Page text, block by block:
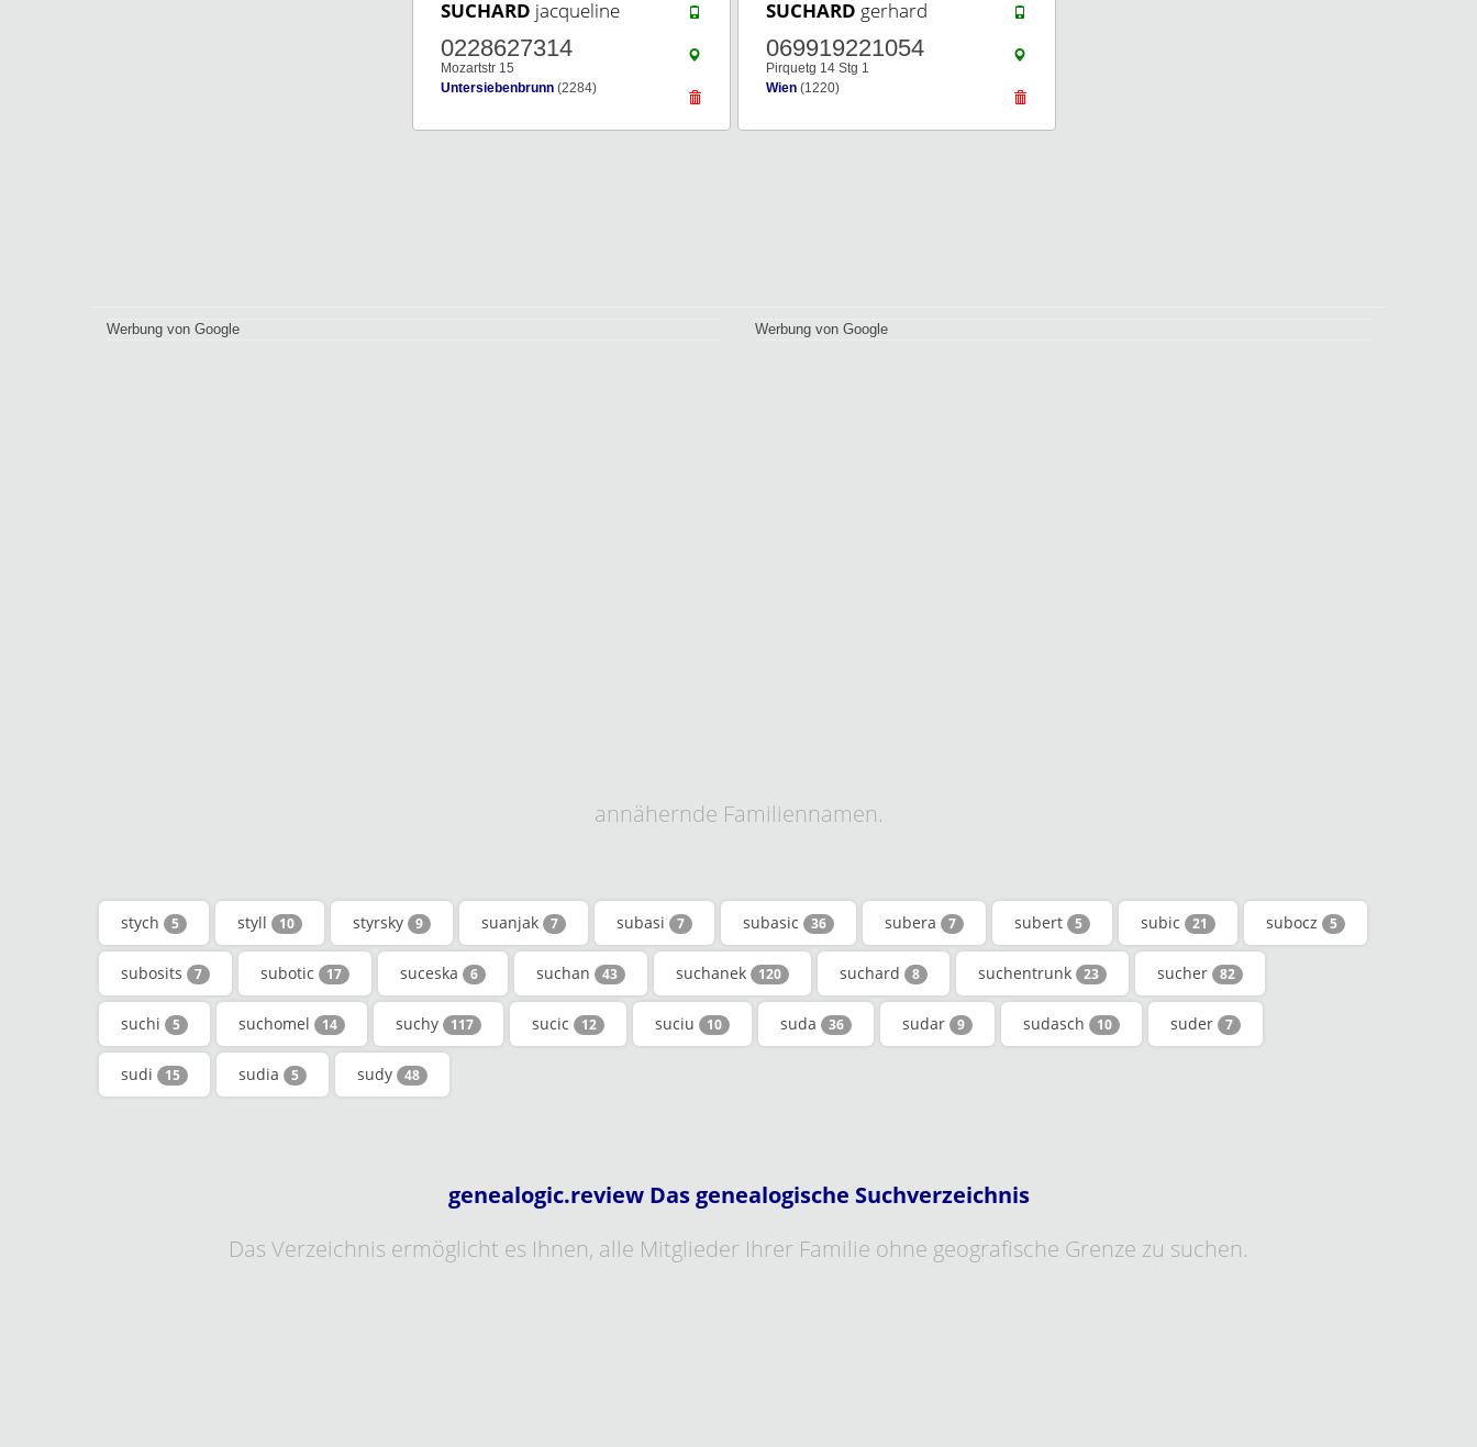
SUCHARD jacqueline
0228627314
Mozartstr 15
Untersiebenbrunn (2284)
SUCHARD gerhard
069919221054
Pirquetg 14 Stg 1
Wien (1220)
Werbung von Google Werbung von Google
annähernde Familiennamen.
stych 5 styll 10 styrsky 9 suanjak 7 subasi 7 subasic 36 subera 7 subert 5 subic 21 subocz 5
subosits 7 subotic 17 suceska 6 suchan 43 suchanek 120 suchard 8 suchentrunk 23 sucher 82
suchi 5 suchomel 14 suchy 117 sucic 12 suciu 10 suda 36 sudar 9 sudasch 10 suder 7
sudi 15 sudia 5 sudy 48
genealogic.review Das genealogische Suchverzeichnis
Das Verzeichnis ermöglicht es Ihnen, alle Mitglieder Ihrer Familie ohne geografische Grenze zu suchen.